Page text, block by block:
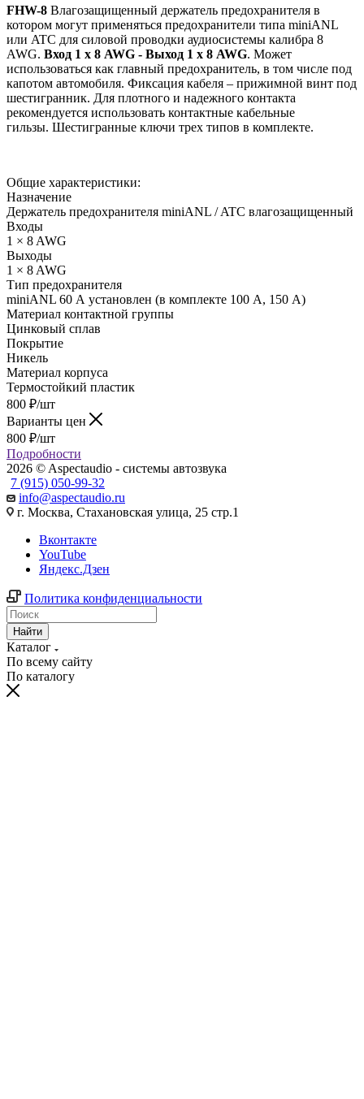
FHW-8 Влагозащищенный держатель предохранителя в
котором могут применяться предохранители типа miniANL
или ATC для силовой проводки аудиосистемы калибра 8
AWG. Вход 1 х 8 AWG - Выход 1 х 8 AWG. Может
использоваться как главный предохранитель, в том числе под
капотом автомобиля. Фиксация кабеля – прижимной винт под
шестигранник. Для плотного и надежного контакта
рекомендуется использовать контактные кабельные
гильзы. Шестигранные ключи трех типов в комплекте.
Общие характеристики:
Назначение
Держатель предохранителя miniANL / ATC влагозащищенный
Входы
1 × 8 AWG
Выходы
1 × 8 AWG
Тип предохранителя
miniANL 60 А установлен (в комплекте 100 А, 150 А)
Материал контактной группы
Цинковый сплав
Покрытие
Никель
Материал корпуса
Термостойкий пластик
800 ₽/шт
Варианты цен
800 ₽/шт
Подробности
2026 © Aspectaudio - системы автозвука
7 (915) 050-99-32
info@aspectaudio.ru
г. Москва, Стахановская улица, 25 стр.1
Вконтакте
YouTube
Яндекс.Дзен
Политика конфиденциальности
Найти
Каталог
По всему сайту
По каталогу